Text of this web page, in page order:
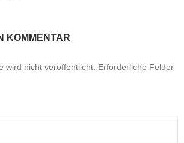
KOMMENTAR
wird nicht veröffentlicht. Erforderliche Felder